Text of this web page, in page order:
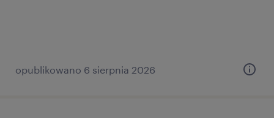
opublikowano 6 sierpnia 2026